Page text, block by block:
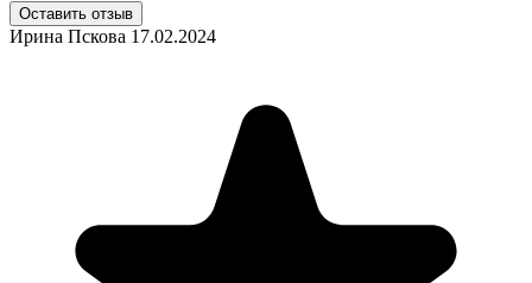
Оставить отзыв
Ирина Пскова 17.02.2024